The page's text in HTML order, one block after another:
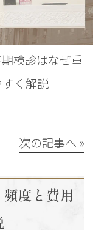
検診はなぜ重
く解説
次の記事へ »
度と費用